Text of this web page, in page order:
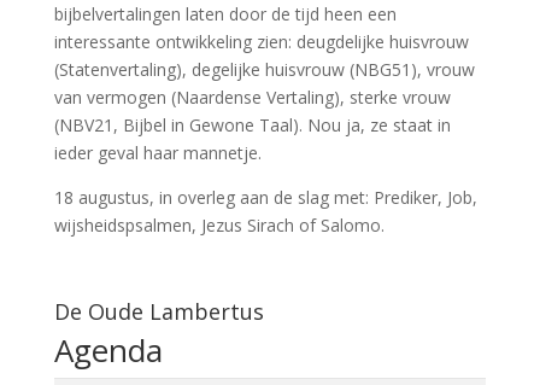
bijbelvertalingen laten door de tijd heen een
interessante ontwikkeling zien: deugdelijke huisvrouw
(Statenvertaling), degelijke huisvrouw (NBG51), vrouw
van vermogen (Naardense Vertaling), sterke vrouw
(NBV21, Bijbel in Gewone Taal). Nou ja, ze staat in
ieder geval haar mannetje.
18 augustus, in overleg aan de slag met: Prediker, Job,
wijsheidspsalmen, Jezus Sirach of Salomo.
De Oude Lambertus
Agenda